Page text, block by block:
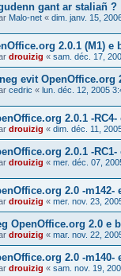
gant ar staliañ ?
Malo-net « dim. janv. 15,
2.0.1 (M1) e
drouizig « sam. déc. 17,
evit OpenOffice.org
cedric « lun. déc. 12, 2005
2.0.1 -
drouizig « dim. déc. 11,
2.0.1 -
drouizig « mer. déc. 07,
2.0 -m142-
drouizig « mer. nov. 23,
OpenOffice.org 2.0 e
drouizig « mar. nov. 22,
2.0 -m140-
drouizig « sam. nov. 19,